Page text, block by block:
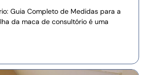
Guia Completo de Medidas para a
da maca de consultório é uma